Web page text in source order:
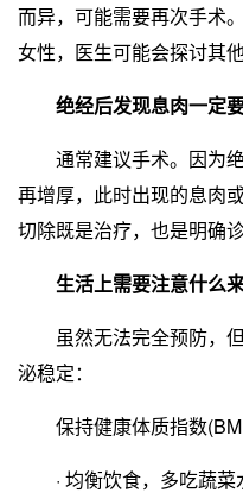
而异，可能需要再次手术
女性，医生可能会探讨其
绝经后发现息肉一定
通常建议手术。因为绝
再增厚，此时出现的息肉
切除既是治疗，也是明确
生活上需要注意什么
虽然无法完全预防，但
泌稳定：
保持健康体质指数(BMI
· 均衡饮食，多吃蔬菜